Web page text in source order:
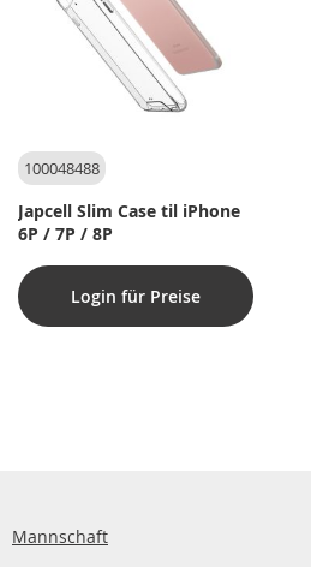
100048488
Japcell Slim Case til iPhone
6P / 7P / 8P
Login für Preise
Mannschaft